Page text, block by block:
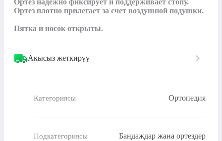
Ортез надежно фиксирует и поддерживает стопу.
Ортез плотно прилегает за счет воздушной подушки.
Пятка и носок открыты.
Акысыз жеткирүү
Категориясы Ортопедия
Подкатегориясы Бандаждар жана ортездер